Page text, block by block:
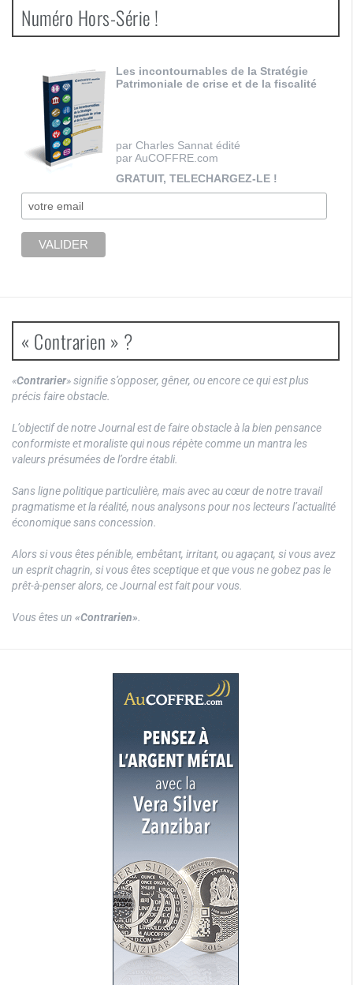
Numéro Hors-Série !
Les incontournables de la Stratégie
Patrimoniale de crise et de la fiscalité
par Charles Sannat édité
par AuCOFFRE.com
GRATUIT, TELECHARGEZ-LE !
« Contrarien » ?
«Contrarier» signifie s’opposer, gêner, ou encore ce qui est plus
précis faire obstacle.
L’objectif de notre Journal est de faire obstacle à la bien pensance
conformiste et moraliste qui nous répète comme un mantra les
valeurs présumées de l’ordre établi.
Sans ligne politique particulière, mais avec au cœur de notre travail
pragmatisme et la réalité, nous analysons pour nos lecteurs l’actualité
économique sans concession.
Alors si vous êtes pénible, embêtant, irritant, ou agaçant, si vous avez
un esprit chagrin, si vous êtes sceptique et que vous ne gobez pas le
prêt-à-penser alors, ce Journal est fait pour vous.
Vous êtes un «Contrarien».